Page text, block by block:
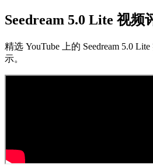
Seedream 5.0 Lite 视频
精选 YouTube 上的 Seedream 5.0
示。